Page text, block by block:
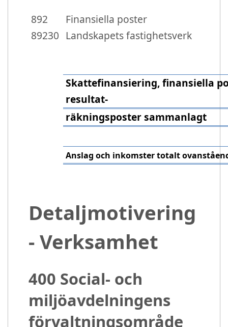
892
Finansiella poster
89230 Landskapets fastighetsverk
Skattefinansiering, finansiella
resultat-
räkningsposter sammanlagt
Anslag och inkomster totalt
Detaljmotivering
- Verksamhet
400 Social- och
miljöavdelningens
förvaltningsområde